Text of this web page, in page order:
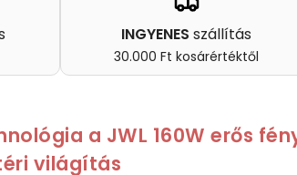
INGYENES szállítás
30.000 Ft kosárértéktől
a JWL 160W erős
világítás